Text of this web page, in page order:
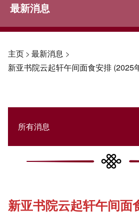
最新消息
主页> 最新消息 >
新亚书院云起轩午间面食安排 (2025
所有消息
所有消息
活动
新亚书院云起轩午间面